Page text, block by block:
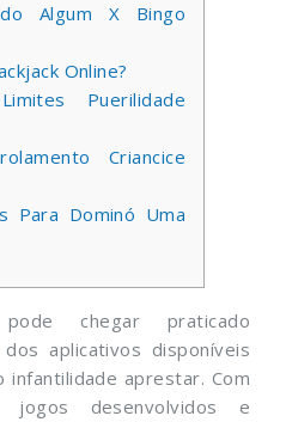
Algum X Bingo
Online?
Puerilidade
Criancice
Para Dominó Uma
chegar praticado
aplicativos disponíveis
infantilidade aprestar. Com
desenvolvidos e